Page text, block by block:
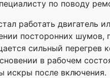
по поводу
работать двигатель
посторонних шумов,
сильный перегрев
в рабочем
искры после включения.